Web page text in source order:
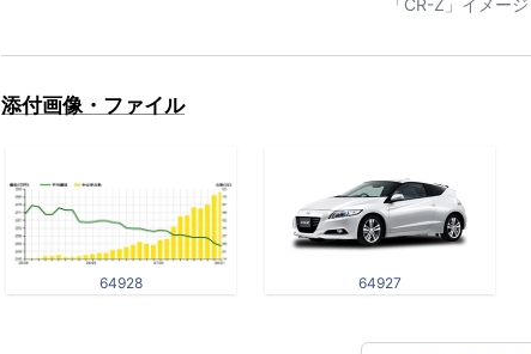
「CR-Z」イメージ
添付画像・ファイル
64928 64927